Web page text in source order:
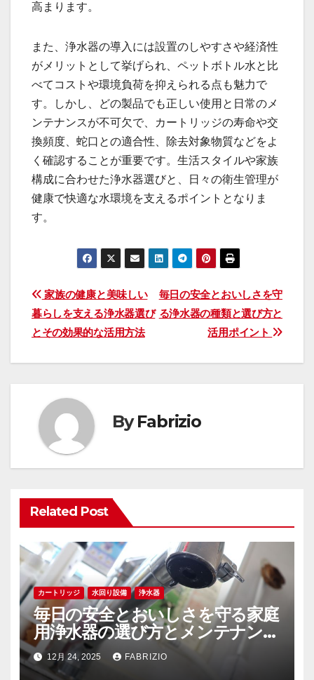
高まります。
また、浄水器の導入には設置のしやすさや経済性
がメリットとして挙げられ、ペットボトル水と比
べてコストや環境負荷を抑えられる点も魅力で
す。しかし、どの製品でも正しい使用と日常のメ
ンテナンスが不可欠で、カートリッジの寿命や交
換頻度、蛇口との適合性、除去対象物質などをよ
く確認することが重要です。生活スタイルや家族
構成に合わせた浄水器選びと、日々の衛生管理が
健康で快適な水環境を支えるポイントとなりま
す。
投
稿
ナ
ゲ
ー
シ
ョ
ン
毎日の安全とおいしさを守
る浄水器の種類と選び方と
活用ポイント
家族の健康と美味しい
暮らしを支える浄水器選び
とその効果的な活用方法
ByFabrizio
Related Post
カートリッジ 水回り設備 浄水器
毎日の安全とおいしさを守る家庭
用浄水器の選び方とメンテナンス
の秘訣
12月 24, 2025 FABRIZIO